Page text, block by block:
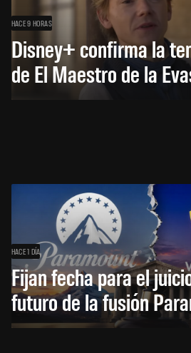
HACE 9 HORAS
Disney+ confirma la
de El Maestro de la
HACE 1 DÍA
Fijan fecha para el
futuro de la fusión